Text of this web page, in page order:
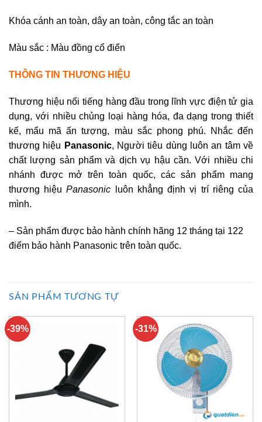
Khóa cánh an toàn, dây an toàn, công tắc an toàn
Màu sắc : Màu đồng cổ điển
THÔNG TIN THƯƠNG HIỆU
Thương hiệu nổi tiếng hàng đầu trong lĩnh vực điện tử gia
dụng, với nhiều chủng loại hàng hóa, đa dạng trong thiết
kế, mẩu mã ấn tượng, màu sắc phong phú. Nhắc đến
thương hiệu Panasonic, Người tiêu dùng luôn an tâm về
chất lượng sản phẩm và dịch vụ hậu cần. Với nhiều chi
nhánh được mở trên toàn quốc, các sản phẩm mang
thương hiệuPanasonic luôn khẳng định vị trí riêng của
mình.
– Sản phẩm được bảo hành chính hãng 12 tháng tại 122
điểm bảo hành Panasonic trên toàn quốc.
SẢN PHẨM TƯƠNG TỰ
-39% -31%